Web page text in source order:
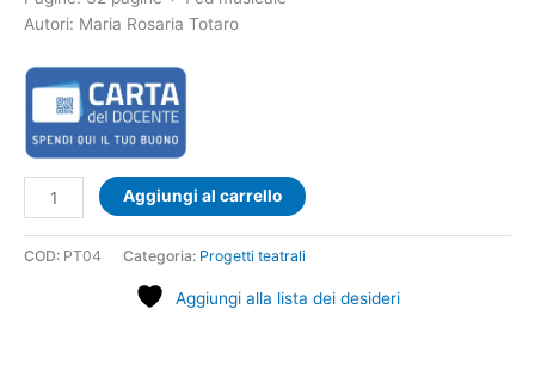
Autori: Maria Rosaria Totaro
Aggiungi al carrello
COD: PT04 Categoria: Progetti teatrali
Aggiungi alla lista dei desideri